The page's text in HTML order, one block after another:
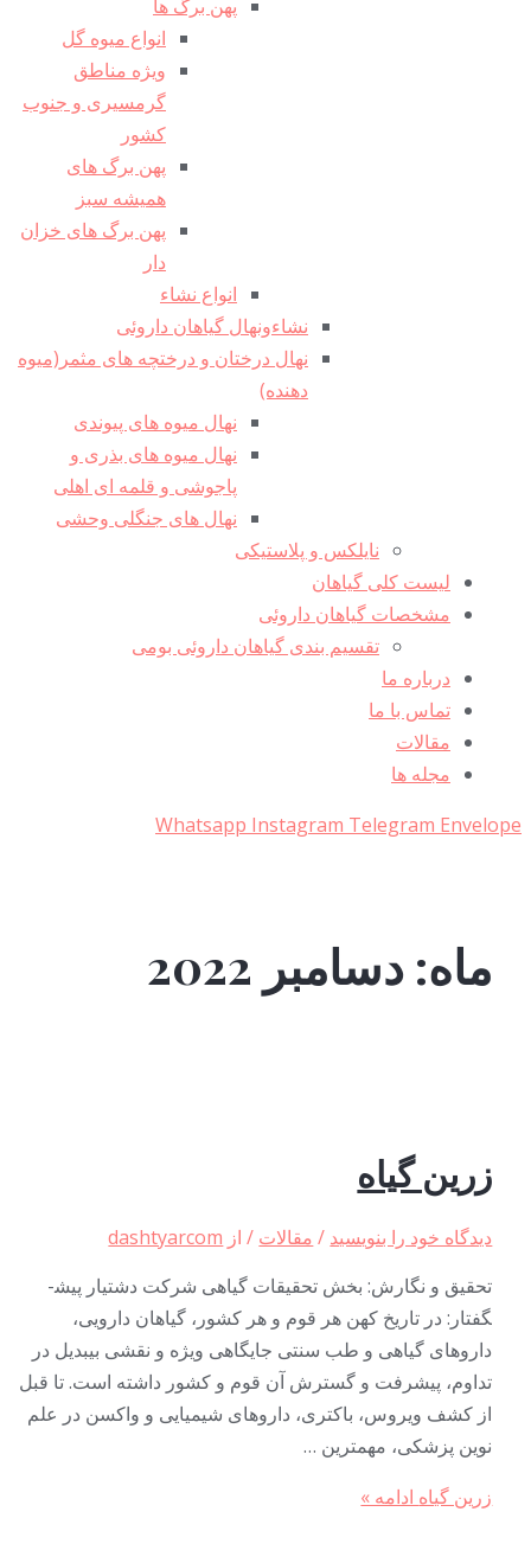
پهن برگ ها
انواع میوه گل
ویژه مناطق
گرمسیری و جنوب
کشور
پهن برگ های
همیشه سبز
پهن برگ های خزان
دار
انواع نشاء
نشاءونهال گیاهان داروئی
نهال درختان و درختچه های مثمر(میوه
دهنده)
نهال میوه های پیوندی
نهال میوه های بذری و
پاجوشی و قلمه ای اهلی
نهال های جنگلی وحشی
نایلکس و پلاستیکی
لیست کلی گیاهان
مشخصات گیاهان داروئی
تقسیم بندی گیاهان داروئی بومی
درباره ما
تماس با ما
مقالات
مجله ها
Whatsapp InstagramTelegram Envelope
ماه: دسامبر 2022
زرین­ گیاه
دیدگاه‌ خود را بنویسید/مقالات/ ازdashtyarcom
تحقیق و نگارش: بخش تحقیقات گیاهی شرکت دشتیار پیش­
گفتار: در تاریخ کهن هر قوم و هر کشور، گیاهان دارویی،
داروهای گیاهی و طب سنتی جایگاهی ویژه و نقشی بی­بدیل در
تداوم، پیشرفت و گسترش آن قوم و کشور داشته است. تا قبل
از کشف ویروس، باکتری، داروهای شیمیایی و واکسن در علم
نوین پزشکی، مهمترین …
زرین­ گیاهادامه »